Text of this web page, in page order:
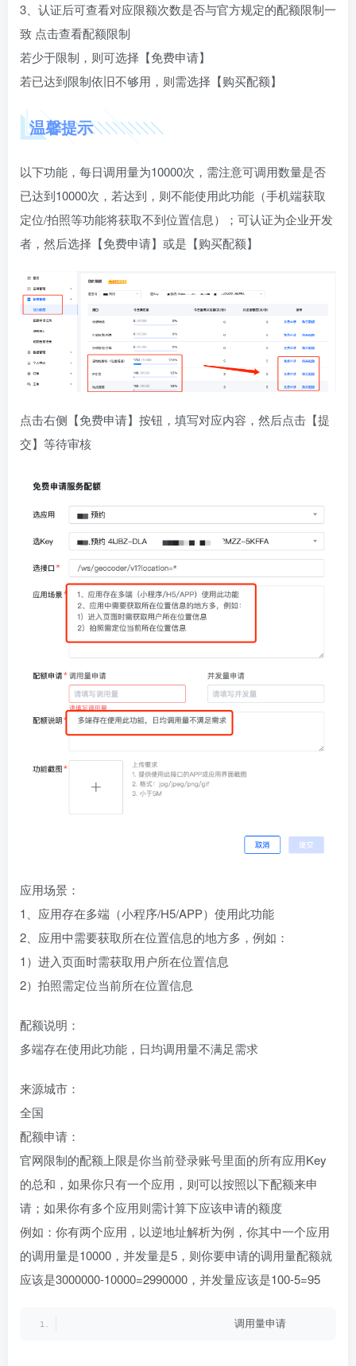
3、认证后可查看对应限额次数是否与官方规定的配额限制一
致 点击查看配额限制
若少于限制，则可选择【免费申请】
若已达到限制依旧不够用，则需选择【购买配额】
温馨提示
以下功能，每日调用量为10000次，需注意可调用数量是否
已达到10000次，若达到，则不能使用此功能（手机端获取
定位/拍照等功能将获取不到位置信息）；可认证为企业开发
者，然后选择【免费申请】或是【购买配额】
点击右侧【免费申请】按钮，填写对应内容，然后点击【提
交】等待审核
应用场景：
1、应用存在多端（小程序/H5/APP）使用此功能
2、应用中需要获取所在位置信息的地方多，例如：
1）进入页面时需获取用户所在位置信息
2）拍照需定位当前所在位置信息
配额说明：
多端存在使用此功能，日均调用量不满足需求
来源城市：
全国
配额申请：
官网限制的配额上限是你当前登录账号里面的所有应用Key
的总和，如果你只有一个应用，则可以按照以下配额来申
请；如果你有多个应用则需计算下应该申请的额度
例如：你有两个应用，以逆地址解析为例，你其中一个应用
的调用量是10000，并发量是5，则你要申请的调用量配额就
应该是3000000-10000=2990000，并发量应该是100-5=95
调用量申请